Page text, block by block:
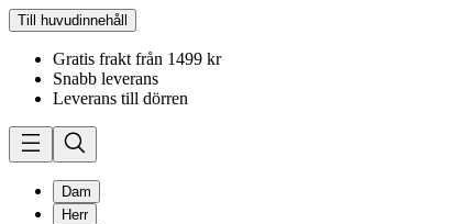
Till huvudinnehåll
Gratis frakt från 1499 kr
Snabb leverans
Leverans till dörren
Dam
Herr